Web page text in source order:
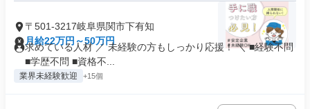
〒501-3217岐阜県関市下有知
月給22万円～50万円
求めている人材 ／ 未経験の方もしっかり応援！ ＼ ■経験不問
■学歴不問 ■資格不...
業界未経験歓迎 +15個